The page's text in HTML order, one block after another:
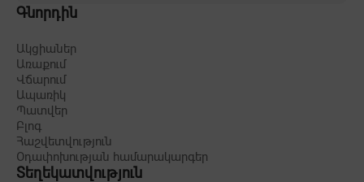
Գնորդին
Ակցիաներ
Առաքում
Վճարում
Ապառիկ
Պատվեր
Բլոգ
Հաշվետվություն
Օդափոխության համարակարգեր
Տեղեկատվություն